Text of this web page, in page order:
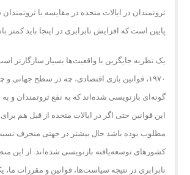
ثروتمندان در ایالات متحده در مقایسه با
پایین است که افزایش نابرابری در اینجا باید کمتر
یک نظریه جایگزین با واقعیت‌ها بسیار سازگارتر
۱۹۷۰، قوانین بازی اقتصادی، چه در سطح جهانی
گونه‌ای بازنویسی شده‌اند که به نفع ثروتمندان و
این قوانین حتی اگر در ایالات متحده از قبل هم
مطلوب بوده باشد حال بیشتر در جهتی منحرف
کشورهای توسعه‌یافته بازنویسی شده‌اند. از این
نابرابری در نتیجه سیاست‌ها، قوانین و مقررات ما،